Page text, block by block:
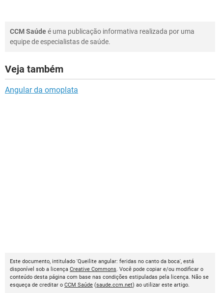
CCM Saúdeé uma publicação informativa realizada por uma
equipe de especialistas de saúde.
Veja também
Angular da omoplata
Este documento, intitulado 'Queilite angular: feridas no canto da boca', está
disponível sob a licença Creative Commons. Você pode copiar e/ou modificar o
conteúdo desta página com base nas condições estipuladas pela licença. Não se
esqueça de creditar o CCM Saúde (saude.ccm.net) ao utilizar este artigo.